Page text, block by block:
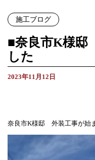
施工ブログ
■奈良市K様邸
した
2023年11月12日
奈良市K様邸 外装工事が始